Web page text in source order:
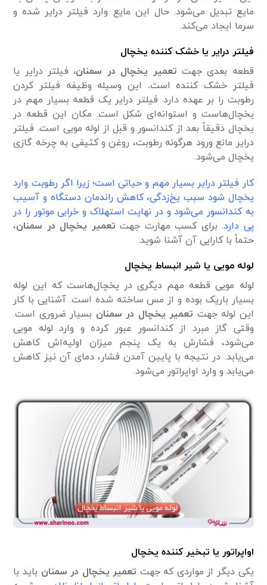
مایع تبدیل می‌شود. حال این مایع وارد فیلتر درایر شده و
سرما ایجاد می‌کند.
فیلتر درایر یا خشک کننده یخچال
قطعه بعدی جهت تعمیر یخچال در سمنان، فیلتر درایر یا
فیلتر خشک کننده است. این وسیله وظیفه فیلتر کردن
رطوبت را بر عهده دارد. فیلتر درایر یک قطعه بسیار مهم در
یخچال‌هاست و استوانه‌ای شکل است. مکان این قطعه در
یخچال دقیقاً بعد از کندانسور و قبل از لوله مویی است. فیلتر
درایر مانع ورود هرگونه رطوبت، روغن و کثیفی به چرخه گازی
یخچال می‌شود.
کار فیلتر درایر بسیار مهم و حیاتی است؛ زیرا اگر رطوبت وارد
یخچال شود سبب یخ‌زدگی، کاهش راندمان دستگاه و آسیب
به کندانسور می‌شود و در نهایت استهلاک و خرابی موتور را در
پی دارد.برای کسب مهارت جهت تعمیر یخچال در سمنان،
حتماً با کارایی آن آشنا شوید.
لوله مویی یا شیر انبساط یخچال
لوله مویی قطعه مهم دیگری در یخچال‌هاست که این لوله
بسیار باریک بوده و از مس ساخته شده است. آشنایی با کار
این لوله جهت تعمیر یخچال در سمنان بسیار ضروری است.
وقتی گاز مبرد از کندانسور عبور کرده و وارد لوله مویی
می‌شود، فشارش به یک پنجم میزان اولیه‌اش کاهش
می‌یابد. در نتیجه با پایین آمدن فشار، دمای آن نیز کاهش
می‌یابد و وارد اواپراتور می‌شود.
اواپراتور یا تبخیر کننده یخچال
یکی دیگر از مواردی که جهت تعمیر یخچال در سمنان باید با